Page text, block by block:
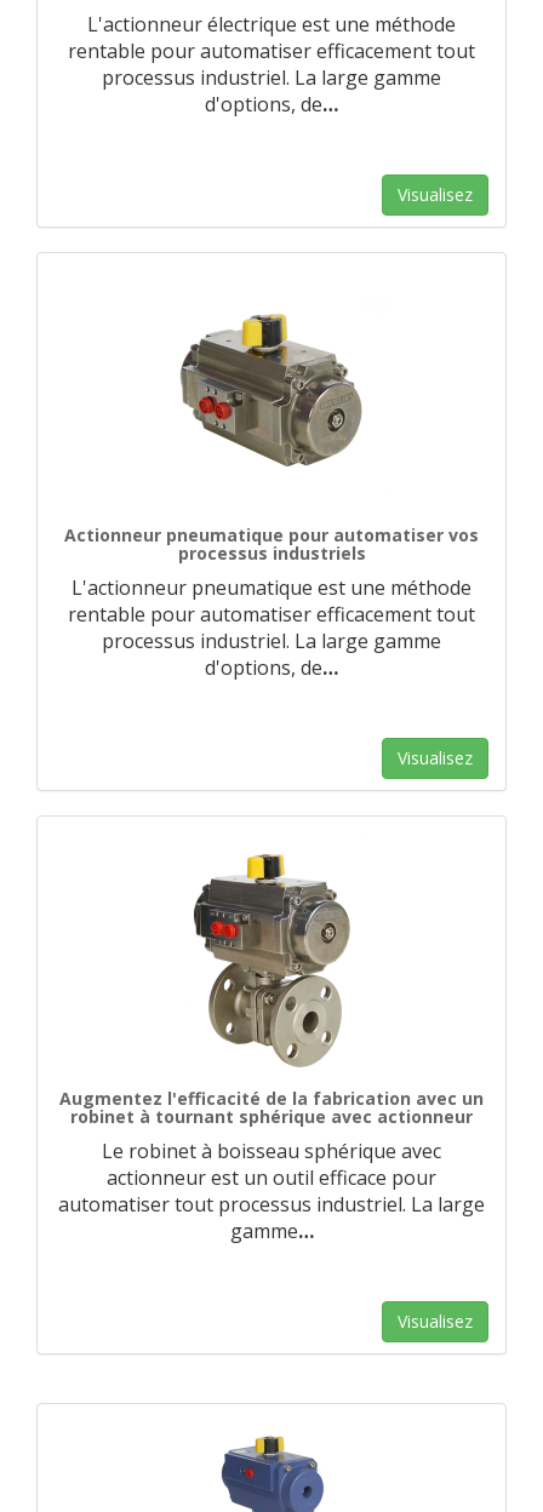
L'actionneur électrique est une méthode
rentable pour automatiser efficacement tout
processus industriel. La large gamme
d'options, de…
Visualisez
Actionneur pneumatique pour automatiser vos
processus industriels
L'actionneur pneumatique est une méthode
rentable pour automatiser efficacement tout
processus industriel. La large gamme
d'options, de…
Visualisez
Augmentez l'efficacité de la fabrication avec un
robinet à tournant sphérique avec actionneur
Le robinet à boisseau sphérique avec
actionneur est un outil efficace pour
automatiser tout processus industriel. La large
gamme…
Visualisez